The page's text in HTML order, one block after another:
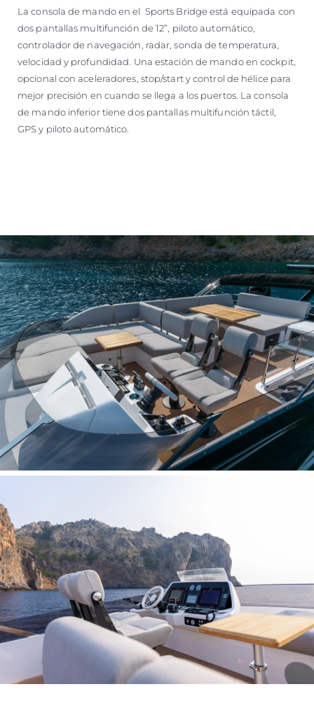
La consola de mando en el Sports Bridge está equipada con
dos pantallas multifunción de 12”, piloto automático,
controlador de navegación, radar, sonda de temperatura,
velocidad y profundidad. Una estación de mando en cockpit,
opcional con aceleradores, stop/start y control de hélice para
mejor precisión en cuando se llega a los puertos. La consola
de mando inferior tiene dos pantallas multifunción táctil,
GPS y piloto automático.